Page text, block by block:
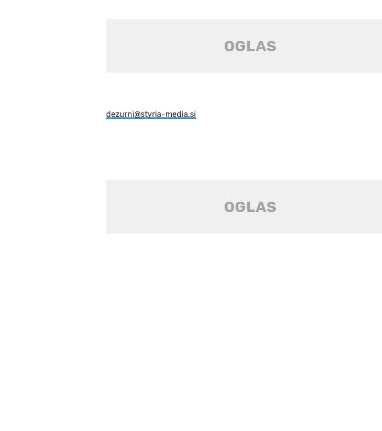
dezurni@styria-media.si